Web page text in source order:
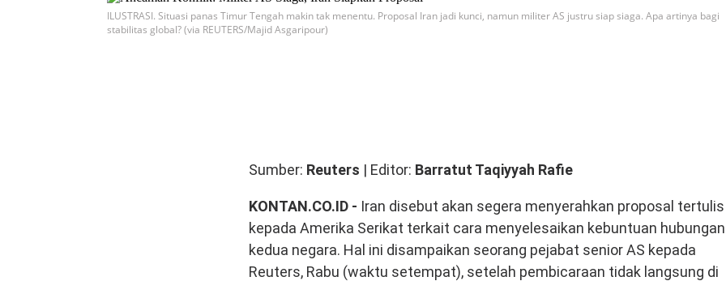
ILUSTRASI. Situasi panas Timur Tengah makin tak menentu. Proposal Iran jadi kunci, namun militer AS justru siap siaga. Apa artinya bagi
stabilitas global? (via REUTERS/Majid Asgaripour)
Sumber: Reuters | Editor: Barratut Taqiyyah Rafie
KONTAN.CO.ID - Iran disebut akan segera menyerahkan proposal tertulis
kepada Amerika Serikat terkait cara menyelesaikan kebuntuan hubungan
kedua negara. Hal ini disampaikan seorang pejabat senior AS kepada
Reuters, Rabu (waktu setempat), setelah pembicaraan tidak langsung di